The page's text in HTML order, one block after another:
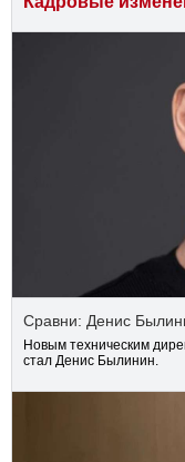
Сравни: Денис
Новым техническим
стал Денис Былинин.